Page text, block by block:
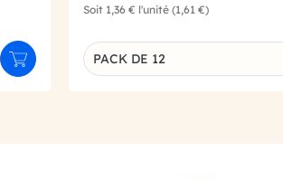
Ajouter au panier
Soit 1,36 € l'unité (1,61 €)
Déclinaison du produit
PACK DE 12